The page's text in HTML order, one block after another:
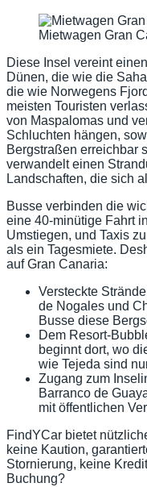
Mietwagen Gran
Diese Insel vereint
Dünen, die wie die
die wie Norwegens
meisten Touristen
von Maspalomas und
Schluchten hängen,
Bergstraßen erreichbar
verwandelt einen
Landschaften, die sich
Busse verbinden die
eine 40-minütige Fahrt
Umstiegen, und Taxis
als ein Tagesmiete.
auf Gran Canaria:
Versteckte
de Nogales und
Busse diese
Dem Resort-
beginnt dort, wo
wie Tejeda sind
Zugang zum
Barranco de
mit öffentlichen
FindYCar bietet
keine Kaution,
Stornierung, keine
Buchung?